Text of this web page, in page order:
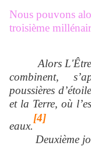
Nous pouvons
troisième
Alors L'Être
combinent,
poussières
et la Terre, où
eaux.
[4]
Deuxième